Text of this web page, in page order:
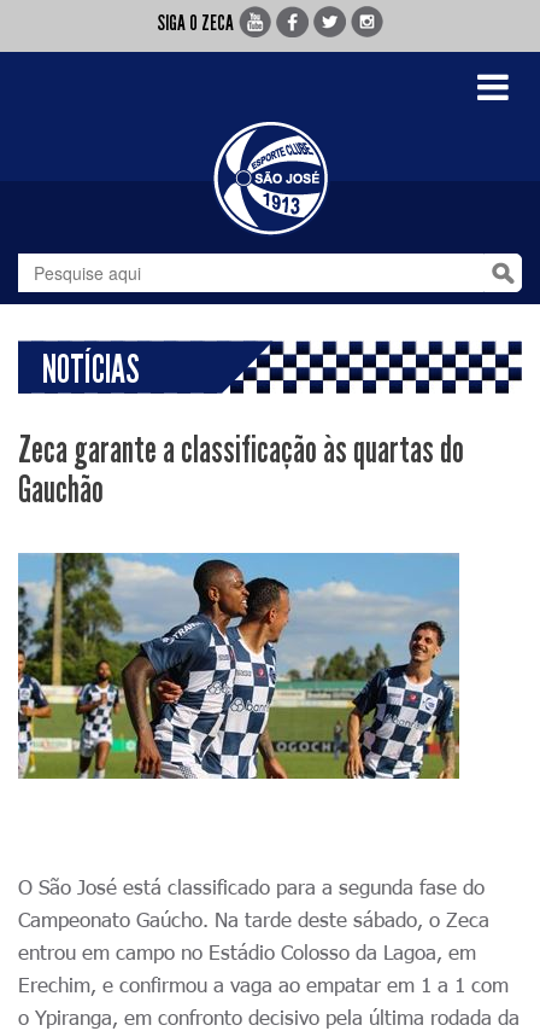
SIGA O ZECA
Toggle
NOTÍCIAS
Zeca garante a classificação às quartas do
Gauchão
O São José está classificado para a segunda fase do
Campeonato Gaúcho. Na tarde deste sábado, o Zeca
entrou em campo no Estádio Colosso da Lagoa, em
Erechim, e confirmou a vaga ao empatar em 1 a 1 com
o Ypiranga, em confronto decisivo pela última rodada da